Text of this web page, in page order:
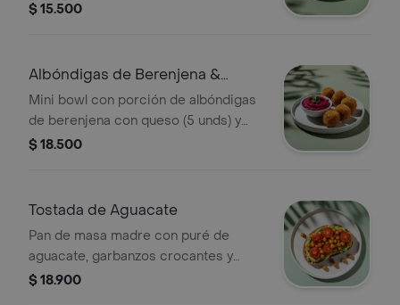
$ 15.500
Albóndigas de Berenjena &
Hummus
Mini bowl con porción de albóndigas
de berenjena con queso (5 unds) y
hummus de tu elección.
$ 18.500
Tostada de Aguacate
Pan de masa madre con puré de
aguacate, garbanzos crocantes y
tomates cherry.
$ 18.900